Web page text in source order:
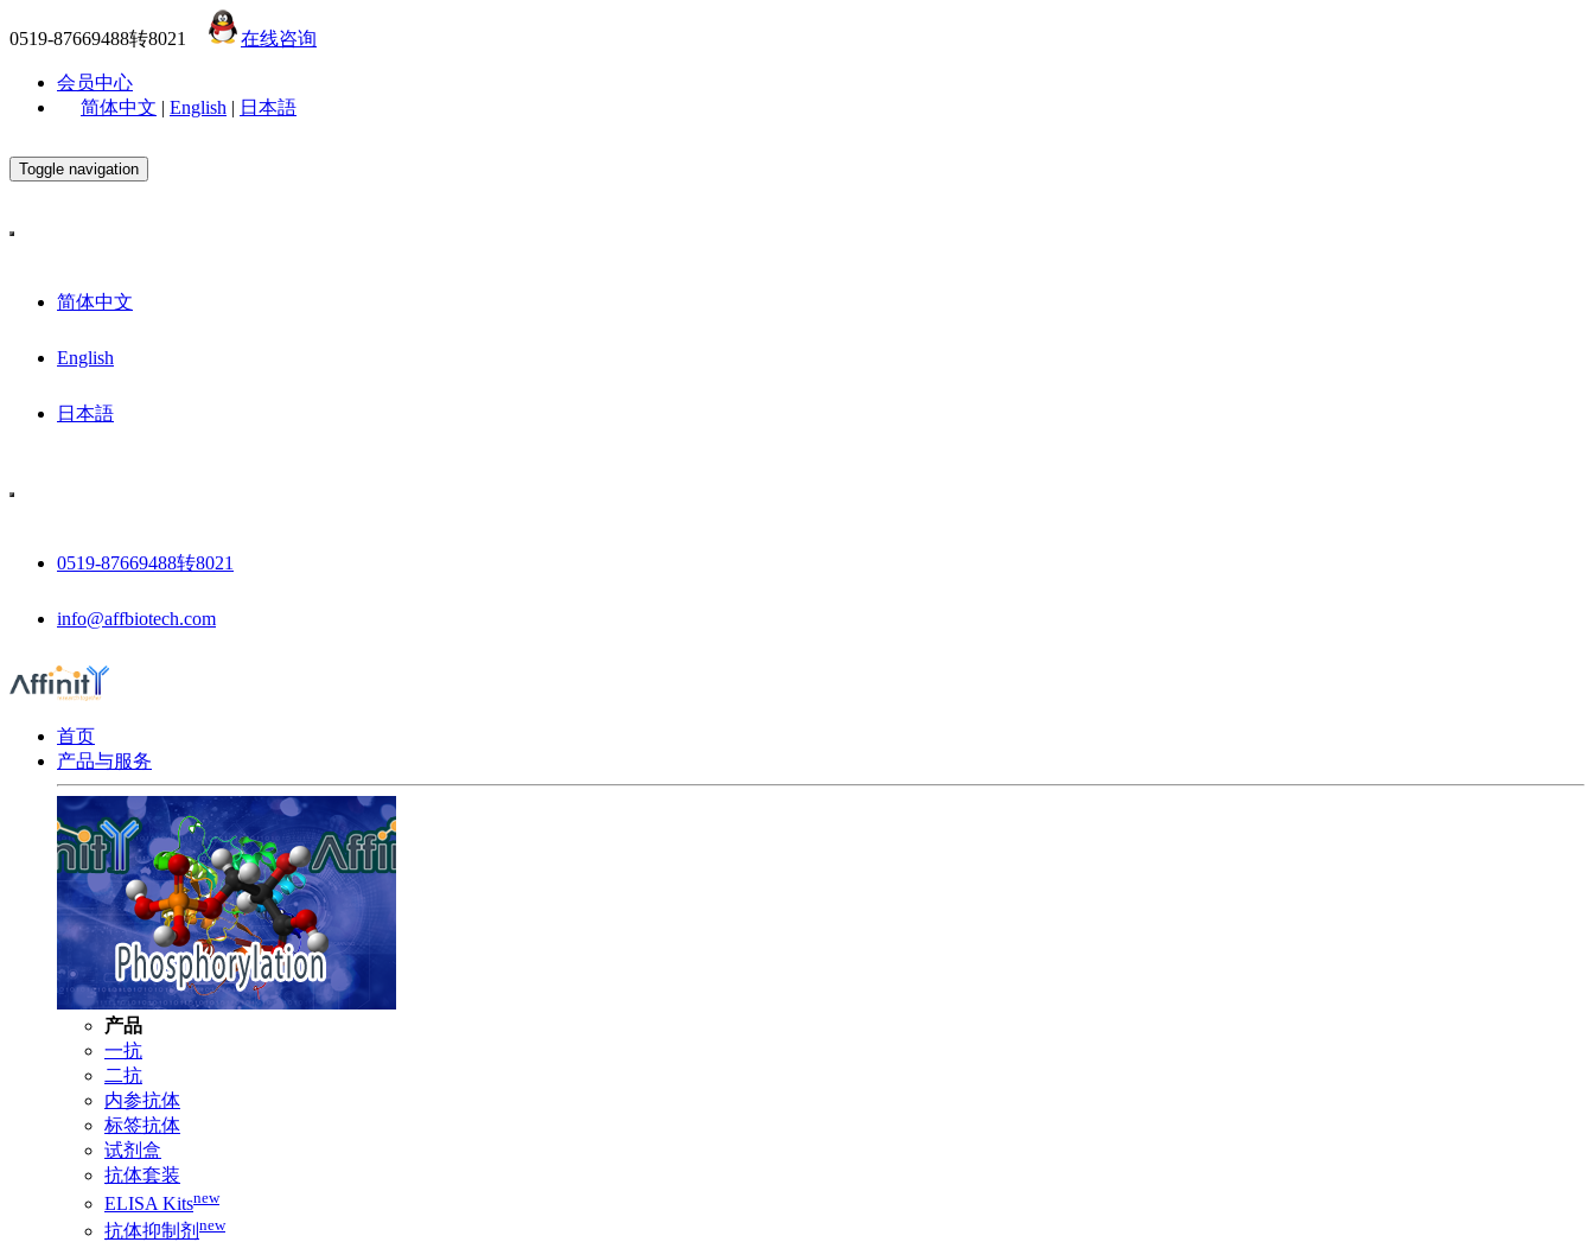
0519-87669488转8021 在线咨询
会员中心
简体中文 | English | 日本語
Toggle navigation
简体中文
English
日本語
0519-87669488转8021
info@affbiotech.com
首页
产品与服务
产品
一抗
二抗
内参抗体
标签抗体
试剂盒
抗体套装
ELISA Kitsnew
抗体抑制剂 new